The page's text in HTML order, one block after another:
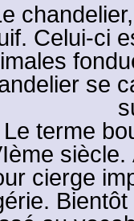
Celui-ci
se
Le terme
siècle.
cierge